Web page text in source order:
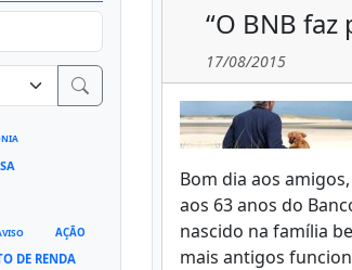
AÇÃO
DE RENDA
“O BNB
17/08/2015
Bom dia aos
aos 63 anos do
nascido na família
mais antigos